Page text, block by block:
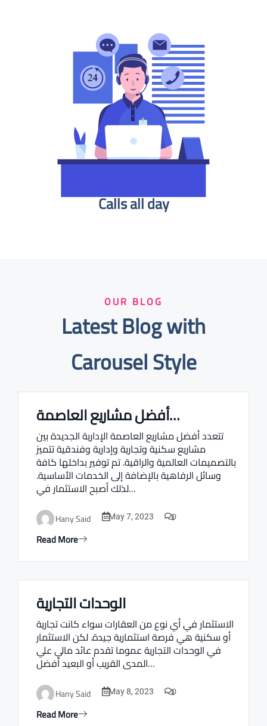
Calls all day
OUR BLOG
Latest Blog with
Carousel Style
Real estate Estate ville أفضل مشاريع العاصمة…
تتعدد أفضل مشاريع العاصمة الإدارية الجديدة بين
مشاريع سكنية وتجارية وإدارية وفندقية تتميز
بالتصميمات العالمية والراقية. تم توفير بداخلها كافة
وسائل الرفاهية بالإضافة إلى الخدمات الأساسية.
لذلك أصبح الاستثمار في…
Hany Said May 7, 2023 0
Read More
Real estate Estate ville
الوحدات التجارية
الاستثمار في أي نوع من العقارات سواء كانت تجارية
أو سكنية هي فرصة استثمارية جيدة. لكن الاستثمار
في الوحدات التجارية عموما تقدم عائد مالي علي
المدى القريب أو البعيد أفضل…
Hany Said May 8, 2023 0
Read More